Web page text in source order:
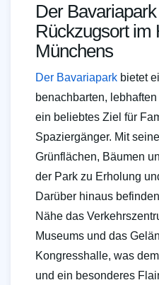
Der
Rückzugsort im
Münchens
Der Bavariapark bietet
benachbarten,
ein beliebtes Ziel für
Spaziergänger. Mit
Grünflächen, Bäumen
der Park zu Erholung
Darüber hinaus
Nähe das
Museums und das
Kongresshalle, was
und ein besonderes